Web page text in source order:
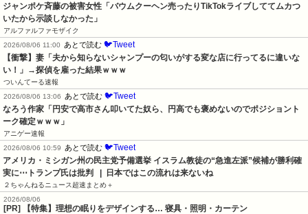
ジャンポケ斉藤の被害女性「バウムクーヘン売ったりTikTokライブしててムカつ
いたから示談しなかった」
アルファルファモザイク
2026/08/06 11:00
あとで読む 🐦Tweet
【衝撃】妻「夫から知らないシャンプーの匂いがする変な店に行ってるに違いな
い！」→探偵を雇った結果ｗｗｗ
ついんてーる速報
2026/08/06 13:06
あとで読む 🐦Tweet
なろう作家「円安で高市さん叩いてた奴ら、円高でも褒めないのでポジショント
ーク確定ｗｗｗ」
アニゲー速報
2026/08/06 10:59
あとで読む 🐦Tweet
アメリカ・ミシガン州の民主党予備選挙 イスラム教徒の“急進左派”候補が勝利確
実に⋯トランプ氏は批判   |  日本ではこの流れは来ないね
２ちゃんねるニュース超速まとめ＋
2026/08/06
[PR] 【特集】理想の眠りをデザインする… 寝具・照明・カーテン